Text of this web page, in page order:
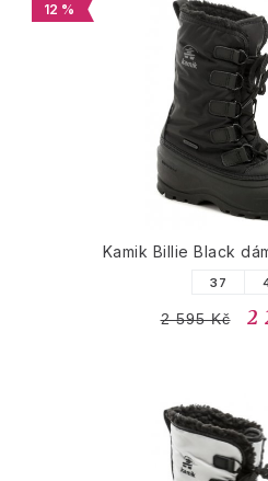
12 %
Kamik Billie Black
37
2 595 Kč 2